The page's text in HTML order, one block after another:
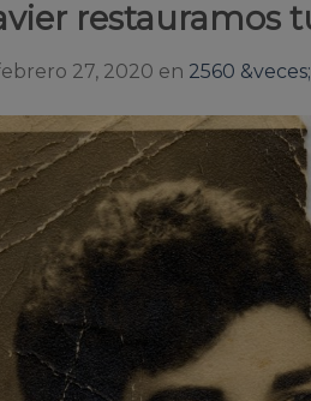
restauramos
27, 2020 en 2560 &veces;